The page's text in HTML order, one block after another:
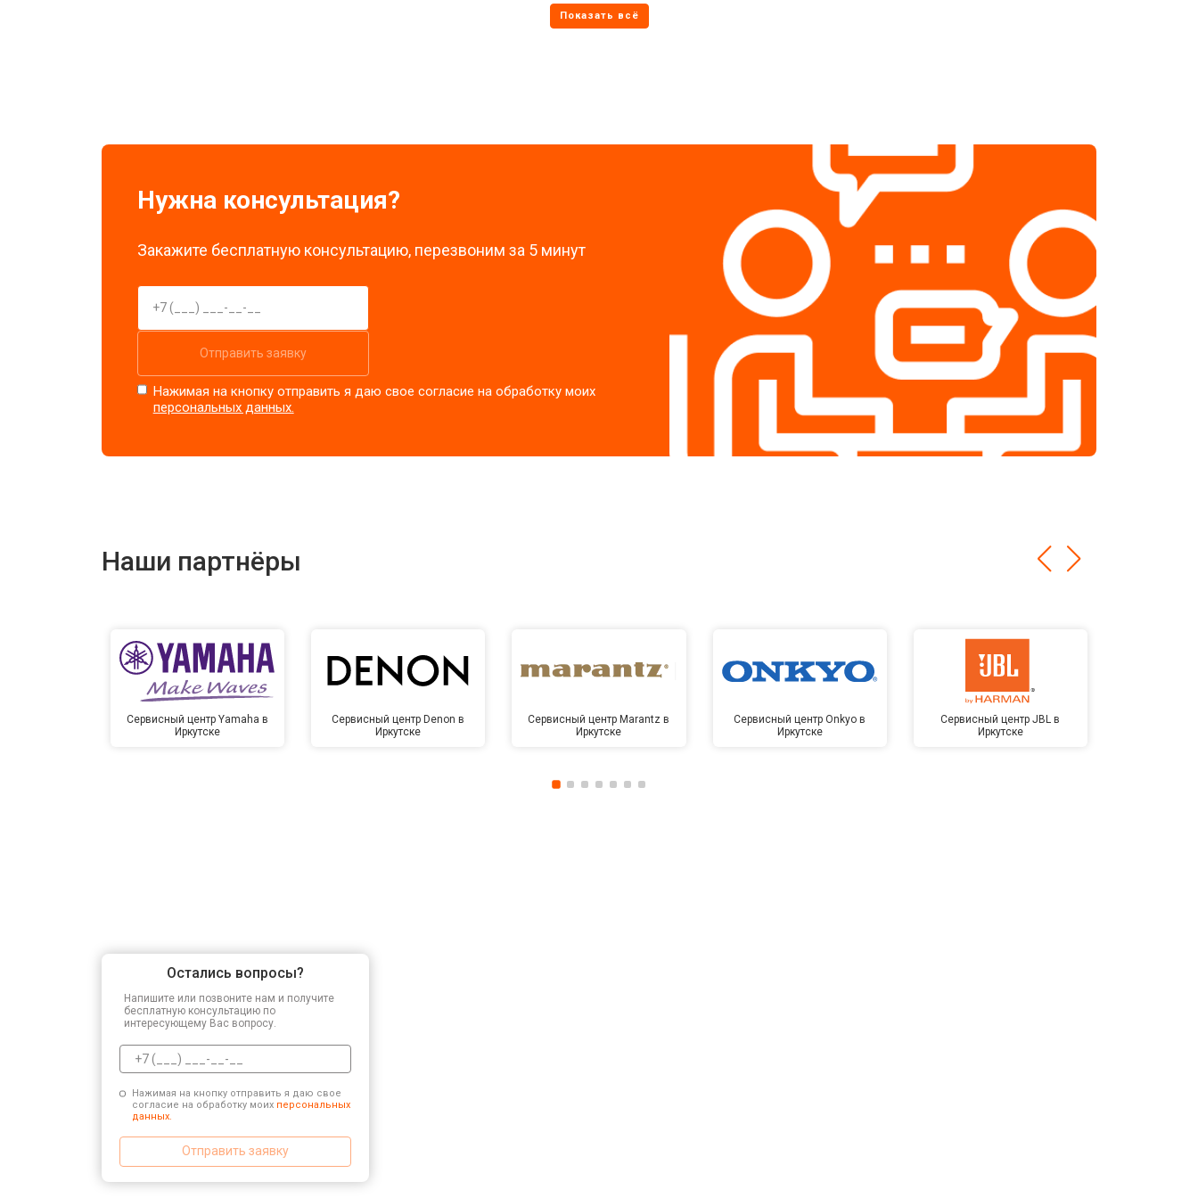
от 70 мин
Нужна консультация?
Закажите бесплатную консультацию, перезвоним за 5 минут
Отправить заявку
Нажимая на кнопку отправить я даю свое согласие на обработку моих
персональных данных.
Наши партнёры
Сервисный центр Yamaha в
Иркутске
Сервисный центр Denon в
Иркутске
Сервисный центр Marantz в
Иркутске
Сервисный центр Onkyo в
Иркутске
Сервисный центр JBL в
Иркутске
Остались вопросы?
Напишите или позвоните нам и получите
бесплатную консультацию по
интересующему Вас вопросу.
Нажимая на кнопку отправить я даю свое
согласие на обработку моих персональных
данных.
Отправить заявку